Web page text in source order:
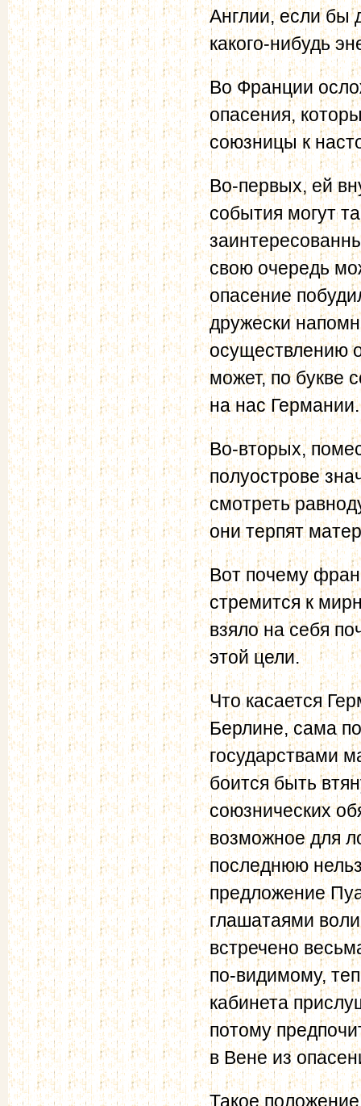
Англии, если бы
какого-нибудь
Во Франции
опасения,
союзницы к
Во-первых, ей
события могут
свою очередь
опасение
дружески
осуществлению
может, по букве
на нас Германии.
Во-вторых,
полуострове
смотреть
они терпят
Вот почему
стремится к
взяло на себя
этой цели.
Что касается
Берлине, сама
государствами
боится быть
союзнических
возможное для
последнюю
предложение
глашатаями
встречено
по-видимому,
кабинета
потому
в Вене из
Такое